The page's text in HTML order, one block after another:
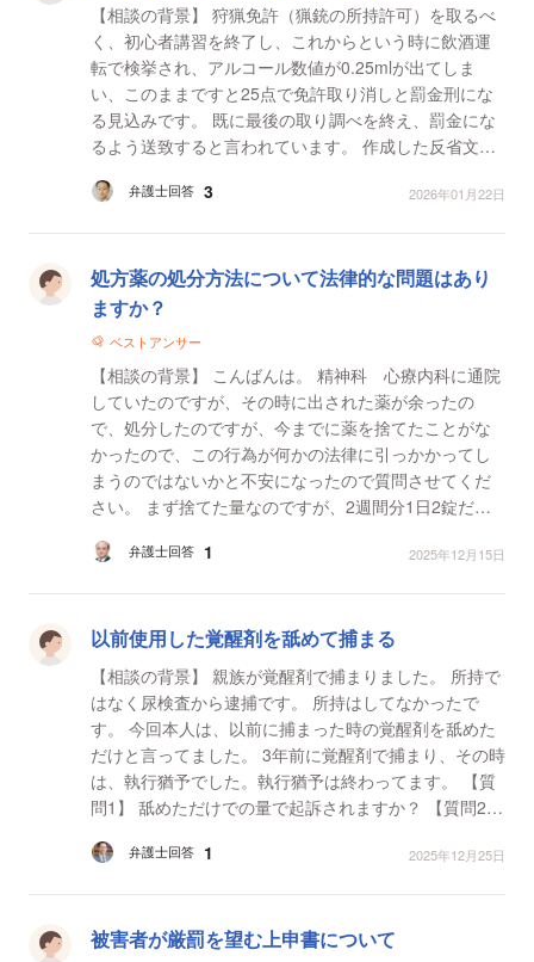
【相談の背景】 狩猟免許（猟銃の所持許可）を取るべ
く、初心者講習を終了し、これからという時に飲酒運
転で検挙され、アルコール数値が0.25mlが出てしま
い、このままですと25点で免許取り消しと罰金刑にな
る見込みです。 既に最後の取り調べを終え、罰金にな
るよう送致すると言われています。 作成した反省文、
るとの...弁護士回答 3 2026年01月22日
処方薬の処分方法について法律的な問題はあり
ますか？
ベストアンサー
【相談の背景】 こんばんは。 精神科 心療内科に通院
していたのですが、その時に出された薬が余ったの
で、処分したのですが、今までに薬を捨てたことがな
かったので、この行為が何かの法律に引っかかってし
まうのではないかと不安になったので質問させてくだ
さい。 まず捨てた量なのですが、2週間分1日2錠だっ
度...
弁護士回答 1 2025年12月15日
以前使用した覚醒剤を舐めて捕まる
【相談の背景】 親族が覚醒剤で捕まりました。 所持で
はなく尿検査から逮捕です。 所持はしてなかったで
す。 今回本人は、以前に捕まった時の覚醒剤を舐めた
だけと言ってました。 3年前に覚醒剤で捕まり、その時
は、執行猶予でした。執行猶予は終わってます。 【質
問1】 舐めただけでの量で起訴されますか？ 【質問2】
弁護士回答 1 2025年12月25日
被害者が厳罰を望む上申書について